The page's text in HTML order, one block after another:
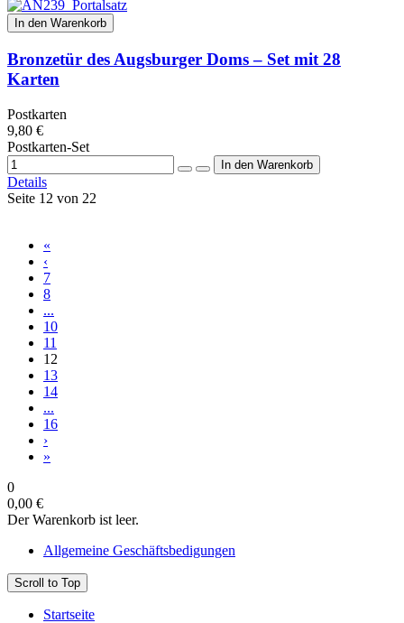
In den Warenkorb
Bronzetür des Augsburger Doms – Set mit 28
Karten
Postkarten
9,80 €
Postkarten-Set
Details
Seite 12 von 22
«
‹
7
8
...
10
11
12
13
14
...
16
›
»
0
0,00 €
Der Warenkorb ist leer.
Allgemeine Geschäftsbedigungen
Scroll to Top
Startseite